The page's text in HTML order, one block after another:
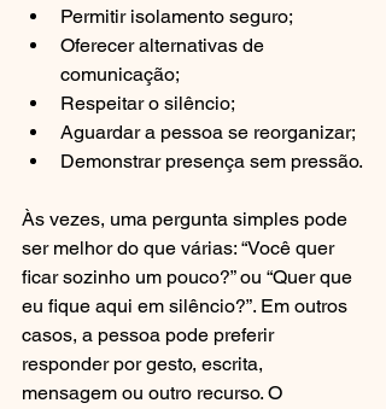
Permitir isolamento seguro;
Oferecer alternativas de
comunicação;
Respeitar o silêncio;
Aguardar a pessoa se reorganizar;
Demonstrar presença sem pressão.
Às vezes, uma pergunta simples pode
ser melhor do que várias: “Você quer
ficar sozinho um pouco?” ou “Quer que
eu fique aqui em silêncio?”. Em outros
casos, a pessoa pode preferir
responder por gesto, escrita,
mensagem ou outro recurso. O